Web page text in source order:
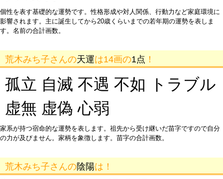
個性を表す基礎的な運勢です。性格形成や対人関係、行動力など家庭環境に
影響されます。主に誕生してから20歳くらいまでの若年期の運勢を表しま
す。名前の合計画数。
荒木みち子さんの天運は14画の1点 ！
孤立 自滅 不遇 不如 トラブル
虚無 虚偽 心弱
家系が持つ宿命的な運勢を表します。祖先から受け継いだ苗字ですので自分
の力が及びません。家柄を象徴します。苗字の合計画数。
荒木みち子さんの陰陽は！